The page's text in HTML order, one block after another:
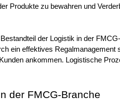
Produkte zu bewahren und
der Logistik in der
ein effektives
ankommen. Logistische
der FMCG-Branche